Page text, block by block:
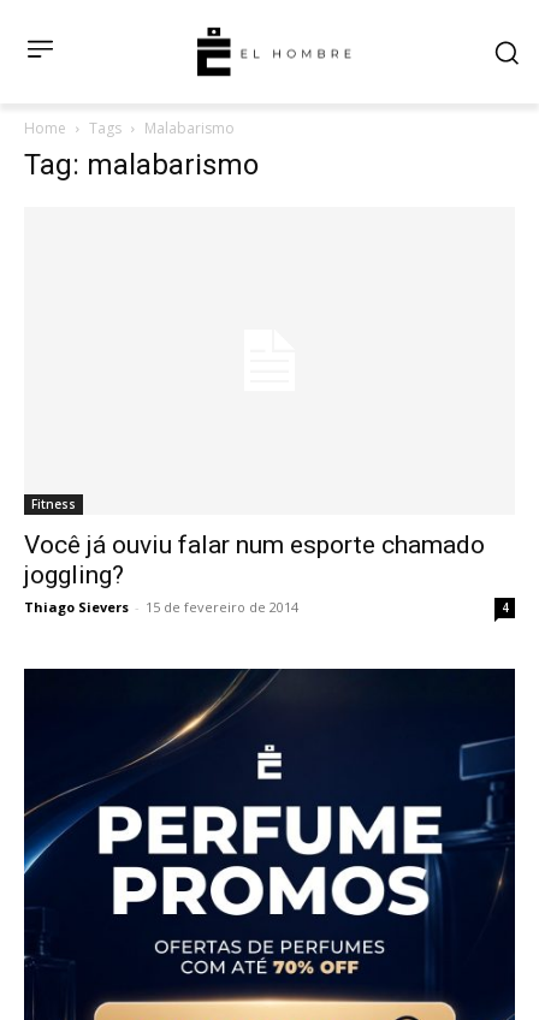
Home Tags Malabarismo
Tag: malabarismo
Fitness
Você já ouviu falar num esporte chamado
joggling?
Thiago Sievers - 15 de fevereiro de 2014 4